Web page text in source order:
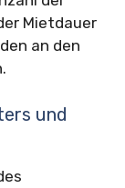
Mietdauer
an den
und